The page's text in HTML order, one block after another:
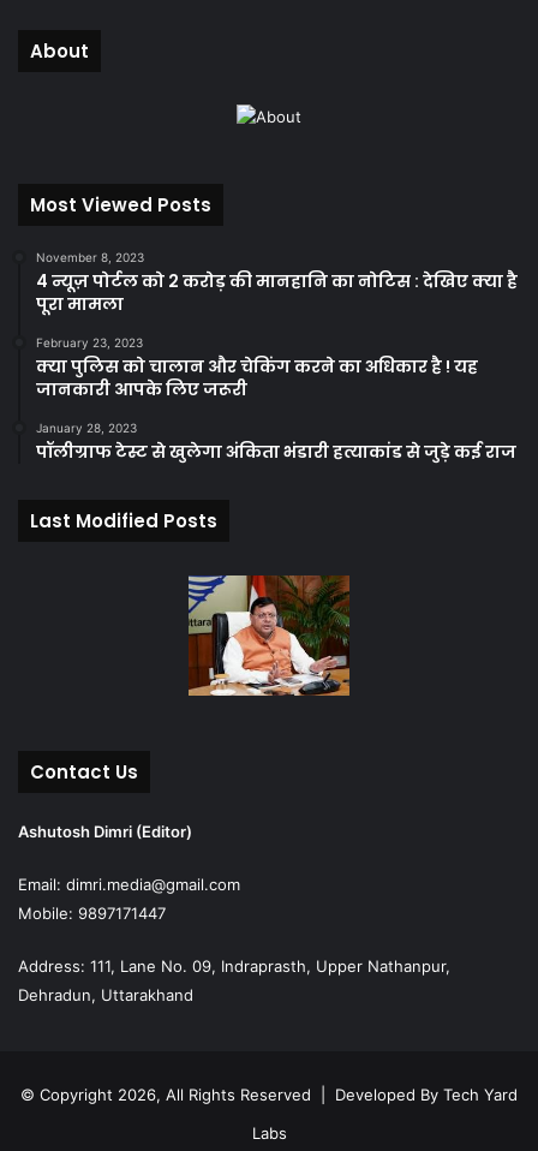
About
Most Viewed Posts
November 8, 2023
4 न्यूज़ पोर्टल को 2 करोड़ की मानहानि का नोटिस : देखिए क्या है
पूरा मामला
February 23, 2023
क्या पुलिस को चालान और चेकिंग करने का अधिकार है ! यह
जानकारी आपके लिए जरूरी
January 28, 2023
पॉलीग्राफ टेस्ट से खुलेगा अंकिता भंडारी हत्याकांड से जुड़े कई राज
Last Modified Posts
Contact Us
Ashutosh Dimri (Editor)
Email: dimri.media@gmail.com
Mobile: 9897171447
Address: 111, Lane No. 09, Indraprasth, Upper Nathanpur,
Dehradun, Uttarakhand
© Copyright 2026, All Rights Reserved | Developed By Tech Yard
Labs